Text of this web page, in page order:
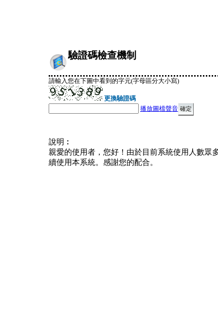
驗證碼檢查機制
請輸入您在下圖中看到的字元(字母區分大小寫)
更換驗證碼
播放圖檔聲音
說明︰
親愛的使用者，您好！由於目前系統使用人數眾
續使用本系統。感謝您的配合。